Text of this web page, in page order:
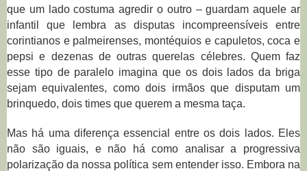
que um lado costuma agredir o outro – guardam aquele ar
infantil que lembra as disputas incompreensíveis entre
corintianos e palmeirenses, montéquios e capuletos, coca e
pepsi e dezenas de outras querelas célebres. Quem faz
esse tipo de paralelo imagina que os dois lados da briga
sejam equivalentes, como dois irmãos que disputam um
brinquedo, dois times que querem a mesma taça.
Mas há uma diferença essencial entre os dois lados. Eles
não são iguais, e não há como analisar a progressiva
polarização da nossa política sem entender isso. Embora na